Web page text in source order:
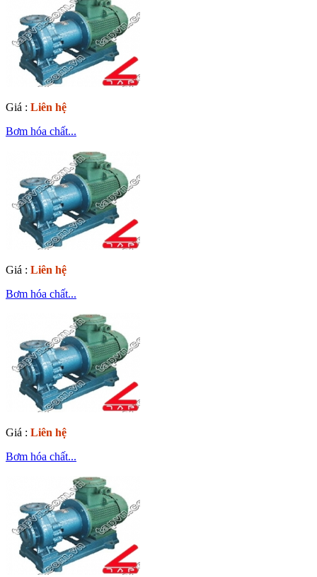
Giá : Liên hệ
Bơm hóa chất...
Giá : Liên hệ
Bơm hóa chất...
Giá : Liên hệ
Bơm hóa chất...